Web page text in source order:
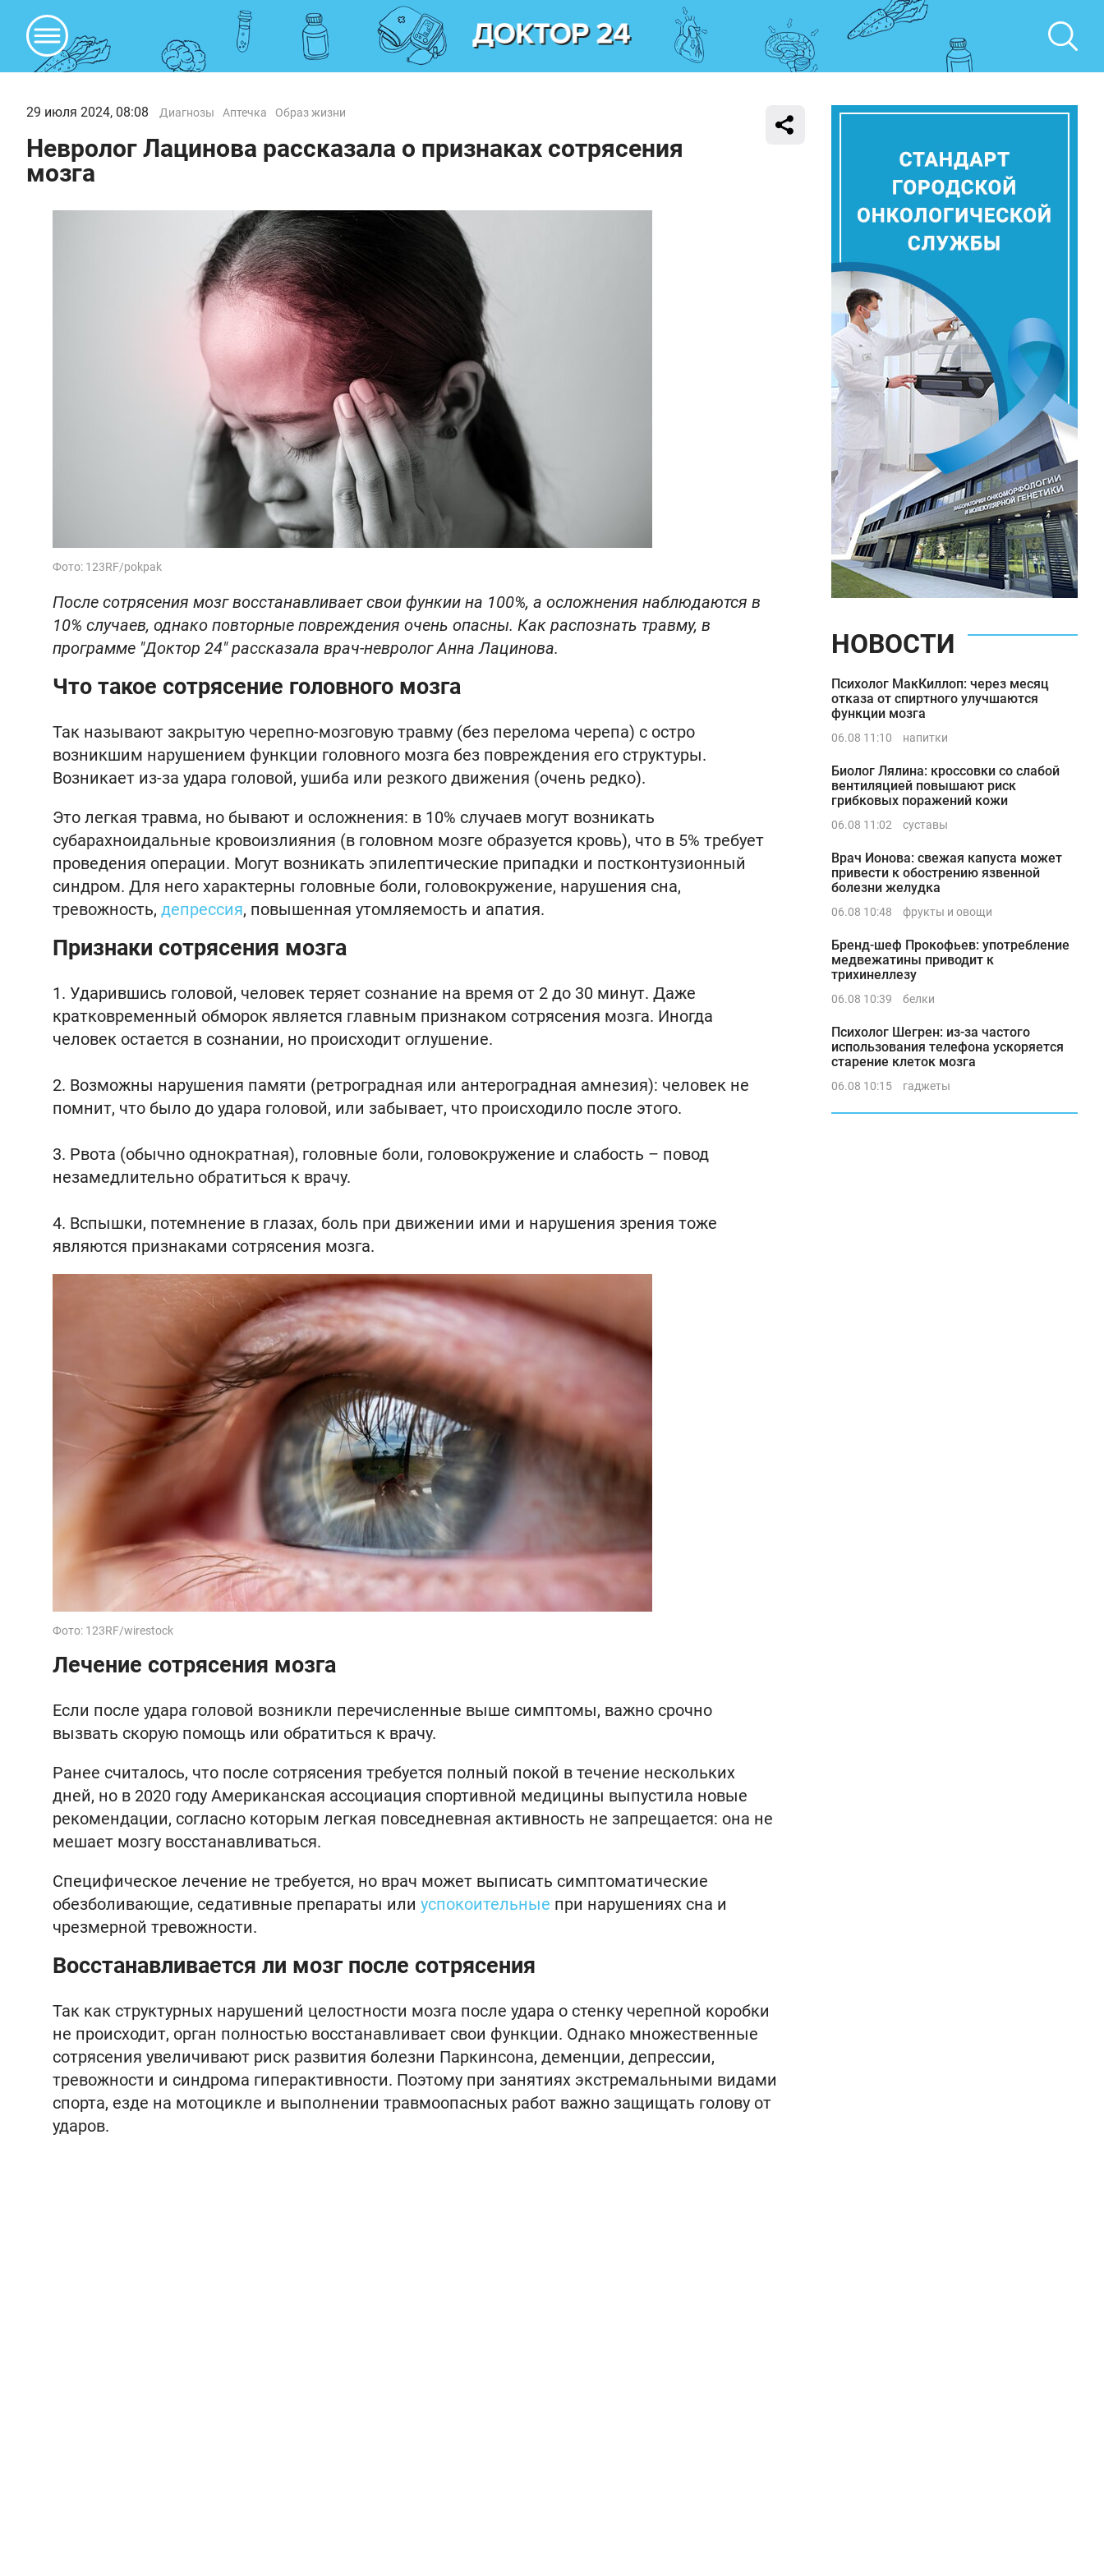
29 июля 2024, 08:08 Диагнозы Аптечка Образ жизни
Невролог Лацинова рассказала о признаках сотрясения
мозга
Фото: 123RF/pokpak
После сотрясения мозг восстанавливает свои функии на 100%, а осложнения наблюдаются в
10% случаев, однако повторные повреждения очень опасны. Как распознать травму, в
программе "Доктор 24" рассказала врач-невролог Анна Лацинова.
Что такое сотрясение головного мозга
Так называют закрытую черепно-мозговую травму (без перелома черепа) с остро
возникшим нарушением функции головного мозга без повреждения его структуры.
Возникает из-за удара головой, ушиба или резкого движения (очень редко).
Это легкая травма, но бывают и осложнения: в 10% случаев могут возникать
субарахноидальные кровоизлияния (в головном мозге образуется кровь), что в 5% требует
проведения операции. Могут возникать эпилептические припадки и постконтузионный
синдром. Для него характерны головные боли, головокружение, нарушения сна,
тревожность, депрессия, повышенная утомляемость и апатия.
Признаки сотрясения мозга
Ударившись головой, человек теряет сознание на время от 2 до 30 минут. Даже
кратковременный обморок является главным признаком сотрясения мозга. Иногда
человек остается в сознании, но происходит оглушение.
Возможны нарушения памяти (ретроградная или антероградная амнезия): человек не
помнит, что было до удара головой, или забывает, что происходило после этого.
Рвота (обычно однократная), головные боли, головокружение и слабость – повод
незамедлительно обратиться к врачу.
Вспышки, потемнение в глазах, боль при движении ими и нарушения зрения тоже
являются признаками сотрясения мозга.
Фото: 123RF/wirestock
Лечение сотрясения мозга
Если после удара головой возникли перечисленные выше симптомы, важно срочно
вызвать скорую помощь или обратиться к врачу.
Ранее считалось, что после сотрясения требуется полный покой в течение нескольких
дней, но в 2020 году Американская ассоциация спортивной медицины выпустила новые
рекомендации, согласно которым легкая повседневная активность не запрещается: она не
мешает мозгу восстанавливаться.
Специфическое лечение не требуется, но врач может выписать симптоматические
обезболивающие, седативные препараты или успокоительные при нарушениях сна и
чрезмерной тревожности.
Восстанавливается ли мозг после сотрясения
Так как структурных нарушений целостности мозга после удара о стенку черепной коробки
не происходит, орган полностью восстанавливает свои функции. Однако множественные
сотрясения увеличивают риск развития болезни Паркинсона, деменции, депрессии,
тревожности и синдрома гиперактивности. Поэтому при занятиях экстремальными видами
спорта, езде на мотоцикле и выполнении травмоопасных работ важно защищать голову от
ударов.
НОВОСТИ
Психолог МакКиллоп: через месяц
отказа от спиртного улучшаются
функции мозга
06.08 11:10 напитки
Биолог Лялина: кроссовки со слабой
вентиляцией повышают риск
грибковых поражений кожи
06.08 11:02 суставы
Врач Ионова: свежая капуста может
привести к обострению язвенной
болезни желудка
06.08 10:48 фрукты и овощи
Бренд-шеф Прокофьев: употребление
медвежатины приводит к
трихинеллезу
06.08 10:39 белки
Психолог Шегрен: из-за частого
использования телефона ускоряется
старение клеток мозга
06.08 10:15 гаджеты